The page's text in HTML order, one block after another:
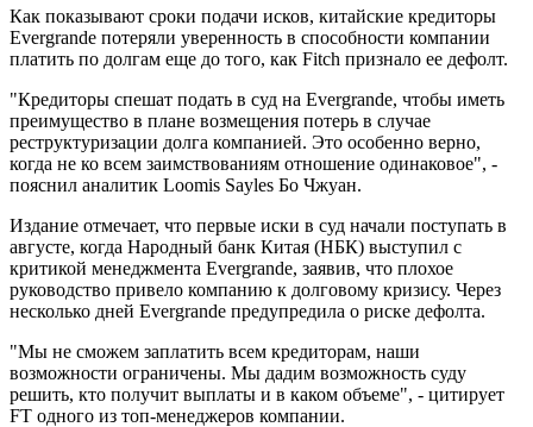
Как показывают сроки подачи исков, китайские кредиторы
Evergrande потеряли уверенность в способности компании
платить по долгам еще до того, как Fitch признало ее дефолт.
"Кредиторы спешат подать в суд на Evergrande, чтобы иметь
преимущество в плане возмещения потерь в случае
реструктуризации долга компанией. Это особенно верно,
когда не ко всем заимствованиям отношение одинаковое", -
пояснил аналитик Loomis Sayles Бо Чжуан.
Издание отмечает, что первые иски в суд начали поступать в
августе, когда Народный банк Китая (НБК) выступил с
критикой менеджмента Evergrande, заявив, что плохое
руководство привело компанию к долговому кризису. Через
несколько дней Evergrande предупредила о риске дефолта.
"Мы не сможем заплатить всем кредиторам, наши
возможности ограничены. Мы дадим возможность суду
решить, кто получит выплаты и в каком объеме", - цитирует
FT одного из топ-менеджеров компании.